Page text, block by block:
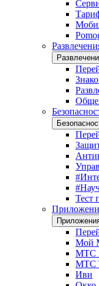
Тест
Мой
МТС
МТС
Иви